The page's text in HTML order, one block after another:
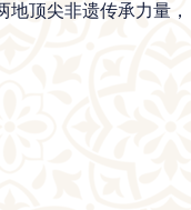
顶尖非遗传承力量，